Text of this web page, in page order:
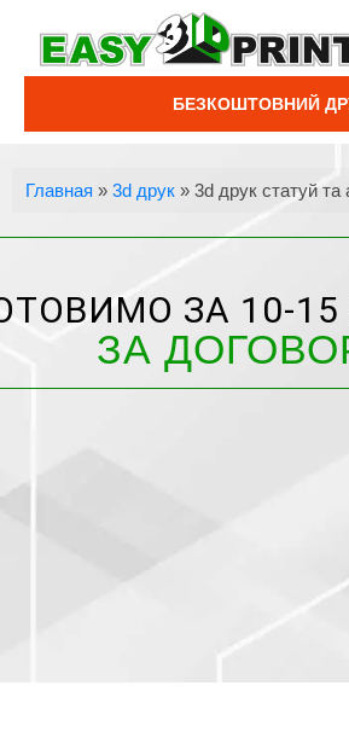
БЕЗКОШТОВНИЙ
Главная »3d друк »3d друк статуй та
ЗА 10-
ЗА